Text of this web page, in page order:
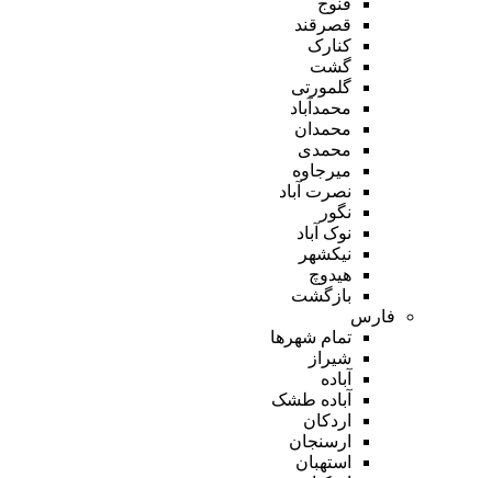
قصرقند
کنارک
گشت
گلمورتی
محمدآباد
محمدان
محمدی
میرجاوه
نصرت آباد
نگور
نوک آباد
نیکشهر
هیدوچ
بازگشت
فارس
تمام شهر‌ها
شیراز
آباده
آباده طشک
اردکان
ارسنجان
استهبان